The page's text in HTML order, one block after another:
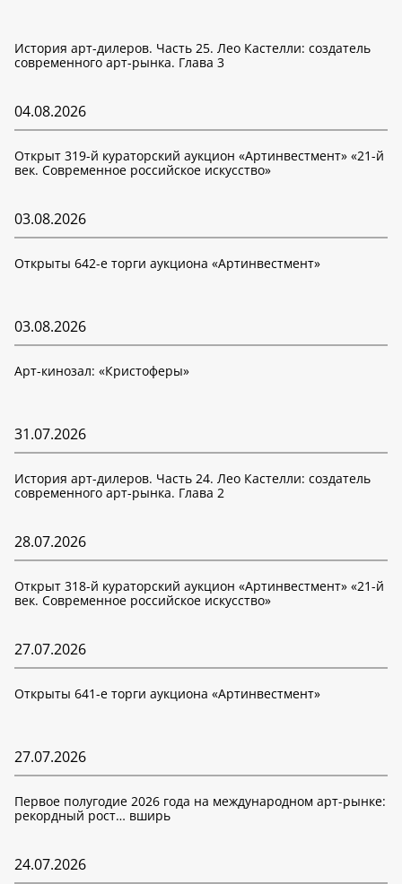
История арт-дилеров. Часть 25. Лео Кастелли: создатель
современного арт-рынка. Глава 3
04.08.2026
Открыт 319-й кураторский аукцион «Артинвестмент» «21-й
век. Современное российское искусство»
03.08.2026
Открыты 642-е торги аукциона «Артинвестмент»
03.08.2026
Арт-кинозал: «Кристоферы»
31.07.2026
История арт-дилеров. Часть 24. Лео Кастелли: создатель
современного арт-рынка. Глава 2
28.07.2026
Открыт 318-й кураторский аукцион «Артинвестмент» «21-й
век. Современное российское искусство»
27.07.2026
Открыты 641-е торги аукциона «Артинвестмент»
27.07.2026
Первое полугодие 2026 года на международном арт-рынке:
рекордный рост… вширь
24.07.2026